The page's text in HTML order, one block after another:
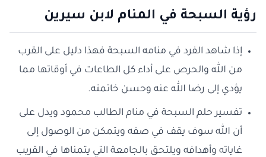
رؤية السبحة في المنام لابن سيرين
إذا شاهد الفرد في منامه السبحة فهذا دليل على القرب
من الله والحرص على أداء كل الطاعات في أوقاتها مما
يؤدي إلى رضا الله عنه وحسن خاتمته.
تفسير حلم السبحة في منام الطالب محمود ويدل على
أن الله سوف يقف في صفه ويتمكن من الوصول إلى
غاياته وأهدافه ويلتحق بالجامعة التي يتمناها في القريب